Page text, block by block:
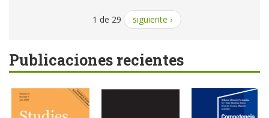
1 de 29 siguiente ›
Publicaciones recientes